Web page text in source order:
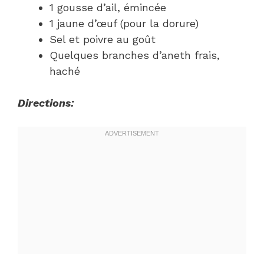
1 gousse d’ail, émincée
1 jaune d’œuf (pour la dorure)
Sel et poivre au goût
Quelques branches d’aneth frais,
haché
Directions: